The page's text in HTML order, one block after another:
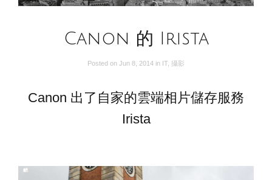
Canon 的 Irista
Posted on Jun 8, 2014 in IT, 攝影
Canon 出了自家的雲端相片儲存服務
Irista